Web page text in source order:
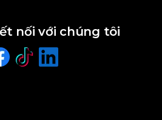
nối với chúng tôi